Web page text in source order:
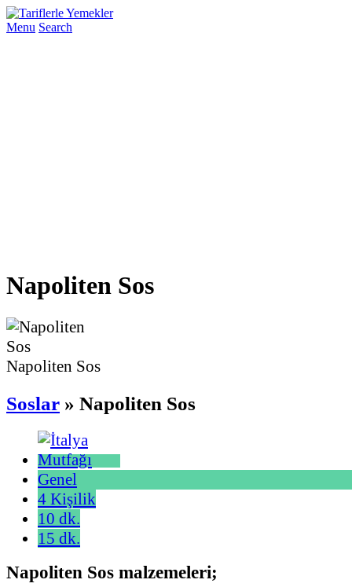
Menu Search
Napoliten Sos
Napoliten Sos
Soslar » Napoliten Sos
Genel
4 Kişilik
10 dk.
15 dk.
Napoliten Sos malzemeleri;